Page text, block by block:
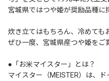
宮城県ではつや姫が奨励品種に
炊き立てはもちろん、冷めても
ぜひ一度、宮城県産つや姫をご
●「お米マイスター」とは？
マイスター（MEISTER）は、